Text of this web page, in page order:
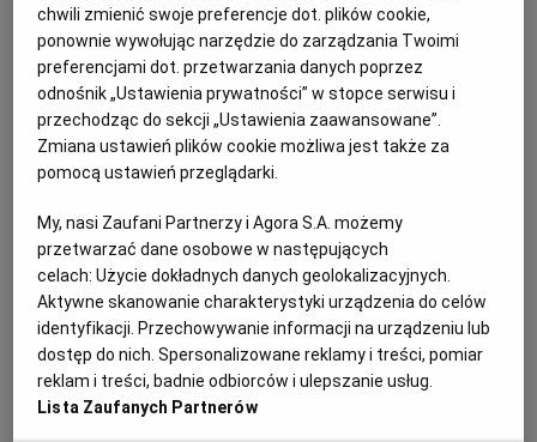
Trzeba też wskazać w dokumentacji ich
przewidywaną wartość. Przepisy nie ograniczają jej
górnej wysokości.
zamawiający może przewidzieć w ogłoszeniu o
zamówieniu podstawowym udzielenie w okresie 3
lat od dnia udzielenia zamówienia podstawowego,
dotychczasowemu wykonawcy usług lub robót
budowlanych, zamówienia polegającego na
powtórzeniu podobnych usług lub robót
chwili zmienić swoje preferencje dot. plików cookie,
ponownie wywołując narzędzie do zarządzania Twoimi
preferencjami dot. przetwarzania danych poprzez
odnośnik „Ustawienia prywatności” w stopce serwisu i
przechodząc do sekcji „Ustawienia zaawansowane”.
Zmiana ustawień plików cookie możliwa jest także za
pomocą ustawień przeglądarki.
My, nasi Zaufani Partnerzy i Agora S.A. możemy
przetwarzać dane osobowe w następujących
celach:Użycie dokładnych danych geolokalizacyjnych.
Aktywne skanowanie charakterystyki urządzenia do celów
identyfikacji. Przechowywanie informacji na urządzeniu lub
dostęp do nich. Spersonalizowane reklamy i treści, pomiar
reklam i treści, badnie odbiorców i ulepszanie usług.
Lista Zaufanych Partnerów